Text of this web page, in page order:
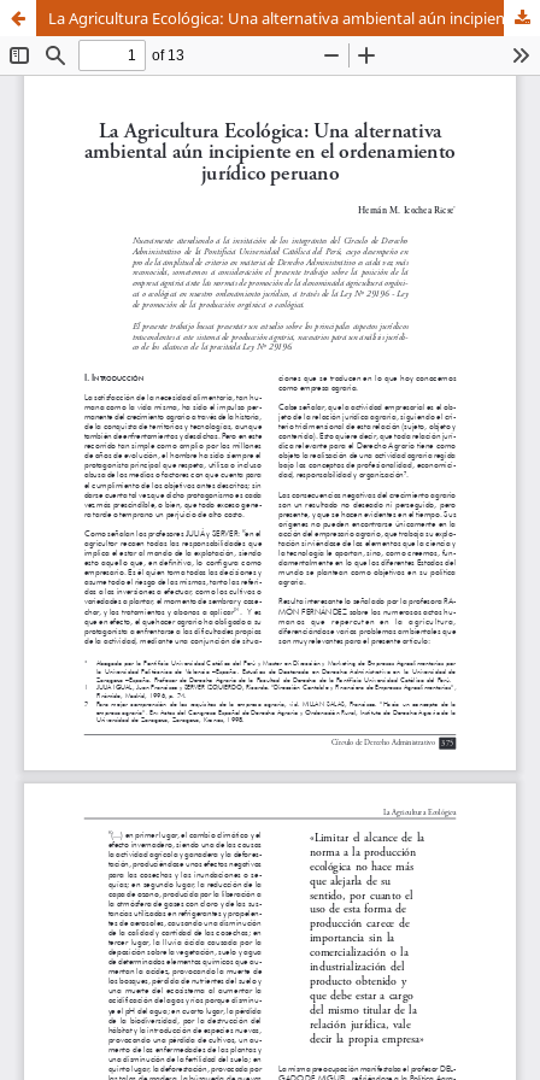
La Agricultura Ecológica: Una alternativa ambiental aún incipiente en el ordenamiento jurídico peruano